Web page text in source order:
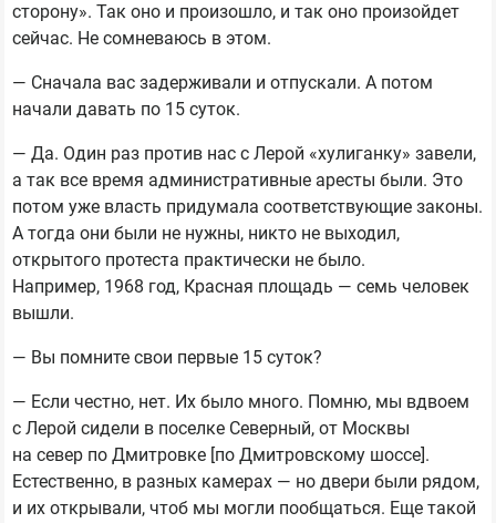
сторону». Так оно и произошло, и так оно произойдет
сейчас. Не сомневаюсь в этом.
— Сначала вас задерживали и отпускали. А потом
начали давать по 15 суток.
— Да. Один раз против нас с Лерой «хулиганку» завели,
а так все время административные аресты были. Это
потом уже власть придумала соответствующие законы.
А тогда они были не нужны, никто не выходил,
открытого протеста практически не было.
Например, 1968 год, Красная площадь — семь человек
вышли.
— Вы помните свои первые 15 суток?
— Если честно, нет. Их было много. Помню, мы вдвоем
с Лерой сидели в поселке Северный, от Москвы
на север по Дмитровке [по Дмитровскому шоссе].
Естественно, в разных камерах — но двери были рядом,
и их открывали, чтоб мы могли пообщаться. Еще такой